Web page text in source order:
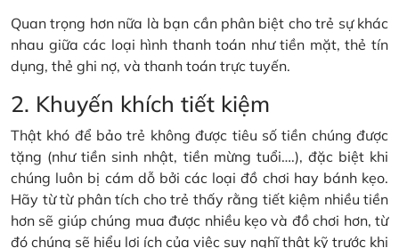
Quan trọng hơn nữa là bạn cần phân biệt cho trẻ sự khác
nhau giữa các loại hình thanh toán như tiền mặt, thẻ tín
dụng, thẻ ghi nợ, và thanh toán trực tuyến.
2. Khuyến khích tiết kiệm
Thật khó để bảo trẻ không được tiêu số tiền chúng được
tặng (như tiền sinh nhật, tiền mừng tuổi….), đặc biệt khi
chúng luôn bị cám dỗ bởi các loại đồ chơi hay bánh kẹo.
Hãy từ từ phân tích cho trẻ thấy rằng tiết kiệm nhiều tiền
hơn sẽ giúp chúng mua được nhiều kẹo và đồ chơi hơn, từ
đó chúng sẽ hiểu lợi ích của việc suy nghĩ thật kỹ trước khi